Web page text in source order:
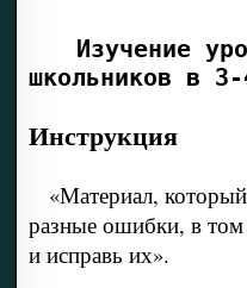
Изучение
школьников в
Инструкция
«Материал,
разные ошибки, в
и исправь их».